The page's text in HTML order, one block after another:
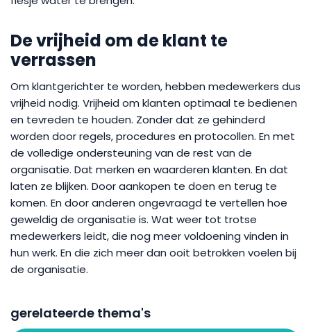
De vrijheid om de klant te
verrassen
Om klantgerichter te worden, hebben medewerkers dus
vrijheid nodig. Vrijheid om klanten optimaal te bedienen
en tevreden te houden. Zonder dat ze gehinderd
worden door regels, procedures en protocollen. En met
de volledige ondersteuning van de rest van de
organisatie. Dat merken en waarderen klanten. En dat
laten ze blijken. Door aankopen te doen en terug te
komen. En door anderen ongevraagd te vertellen hoe
geweldig de organisatie is. Wat weer tot trotse
medewerkers leidt, die nog meer voldoening vinden in
hun werk. En die zich meer dan ooit betrokken voelen bij
de organisatie.
gerelateerde thema's